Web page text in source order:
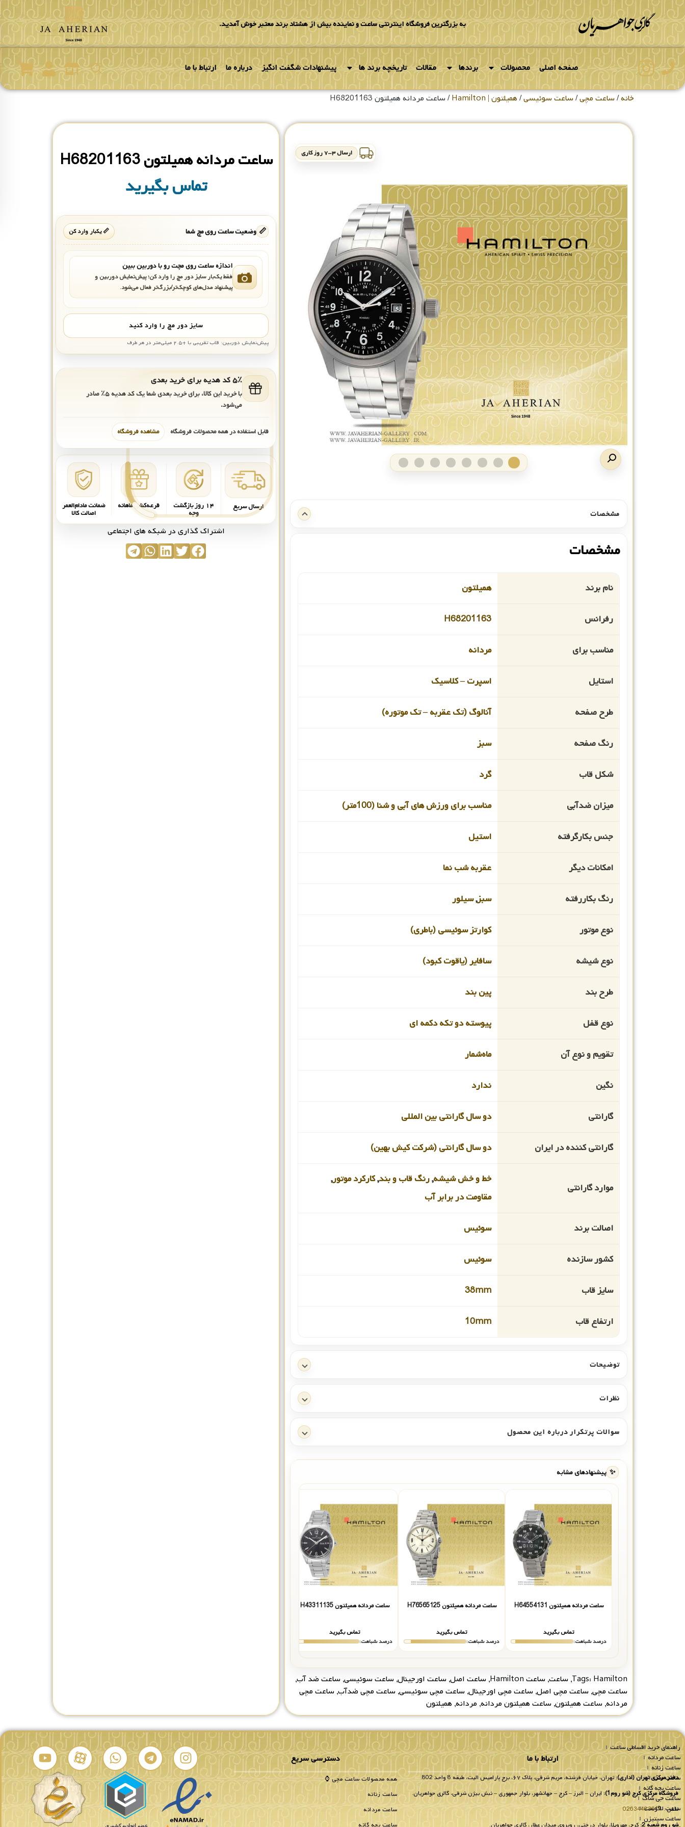
به بزرگترین فروشگاه اینترنتی ساعت و نماینده بیش از هشتاد برند معتبر خوش آمدید.
صفحه اصلی محصولات برندها مقالات تاریخچه برند ها پیشنهادات شگفت انگیز درباره ما ارتباط با ما
خانه/ساعت مچی/ساعت سوئیسی/ همیلتون | Hamilton / ساعت مردانه همیلتون H68201163
ارسال ۳-۷ روز کاری
مشخصات
مشخصات
نام برند همیلتون
رفرانس H68201163
مناسب برای مردانه
استایل اسپرت – کلاسیک
طرح صفحه آنالوگ (تک عقربه – تک موتوره)
رنگ صفحه سبز
شکل قاب گرد
میزان ضدآبی مناسب برای ورزش های آبی و شنا (100متر)
جنس بکارگرفته استیل
امکانات دیگر عقربه شب نما
رنگ بکاررفته سبز,سیلور
نوع موتور کوارتز سوئیسی (باطری)
نوع شیشه سافایر (یاقوت کبود)
طرح بند پین بند
نوع قفل پیوسته دو تکه دکمه ای
تقویم و نوع آن ماه‌شمار
نگین ندارد
گارانتی دو سال گارانتی بین المللی
گارانتی کننده در ایران دو سال گارانتی (شرکت کیش بهین)
موارد گارانتی
خط و خش شیشه,رنگ قاب و بند,کارکرد موتور,
مقاومت در برابر آب
اصالت برند سوئیس
کشور سازنده سوئیس
سایز قاب 38mm
ارتفاع قاب 10mm
توضیحات
نظرات
سوالات پرتکرار درباره این محصول
✨ پیشنهادهای مشابه
ساعت مردانه همیلتون H64554131
تماس بگیرید
درصد شباهت:
ساعت مردانه همیلتون H76565125
تماس بگیرید
درصد شباهت:
ساعت مردانه همیلتون H43311135
تماس بگیرید
درصد شباهت:
Tags: Hamilton
, ساعت, ساعت Hamilton , ساعت اصل, ساعت اورجینال, ساعت سوئیسی, ساعت ضد آب,
ساعت مچی, ساعت مچی اصل, ساعت مچی اورجینال, ساعت مچی سوئیسی, ساعت مچی ضدآب, ساعت مچی
مردانه, ساعت همیلتون, ساعت همیلتون مردانه, مردانه, همیلتون
ساعت مردانه همیلتون H68201163
تماس بگیرید
📏 وضعیت ساعت روی مچ شما 📏 یکبار وارد کن
اندازه ساعت روی مچت رو با دوربین ببین
فقط یک‌بار سایز دور مچ را وارد کن؛ پیش‌نمایش دوربین و
پیشنهاد مدل‌های کوچک‌تر/بزرگ‌تر فعال می‌شود.
سایز دور مچ را وارد کنید
پیش‌نمایش دوربین: قاب تقریبی با +۲.۵ میلی‌متر در هر طرف
۵٪ کد هدیه برای خرید بعدی
با خرید این کالا، برای خرید بعدی شما یک کد هدیه۵٪ صادر
می‌شود.
قابل استفاده در همه محصولات فروشگاه مشاهده فروشگاه
ارسال سریع ۱۴ روز بازگشت
وجه
قرعه‌کشی ماهانه ضمانت مادام‌العمر
اصالت کالا
اشتراک گذاری در شبکه های اجتماعی
راهنمای خرید اقساطی ساعت
ساعت مردانه
ساعت زنانه
ساعت ست
ساعت بچه گانه
ساعت جی شاک
ساعت لاگوست
ساعت سیتیزن
ارتباط با ما
دفتر مرکزی تهران (اداری):تهران، خیابان فرشته، مریم شرقی، پلاک ۶۷، برج پارامیس الیت، طبقه 8 واحد 802.
فروشگاه مرکزی کرج (شو روم1):
ایران – البرز – کرج – جهانشهر، بلوار جمهوری – نبش بیژن شرقی، گالری جواهریان.
تلفن :02634483611
دسترسی سریع
همه محصولات ساعت مچی ⌚
ساعت زنانه
ساعت مردانه